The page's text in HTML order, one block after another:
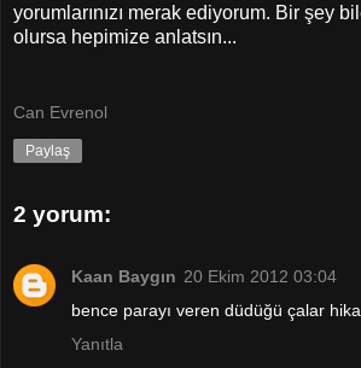
yorumlarınızı merak ediyorum. Bir şey
olursa hepimize anlatsın...
Can Evrenol
Paylaş
2 yorum:
Kaan Baygın 20 Ekim 2012 03:04
bence parayı veren düdüğü çalar
Yanıtla